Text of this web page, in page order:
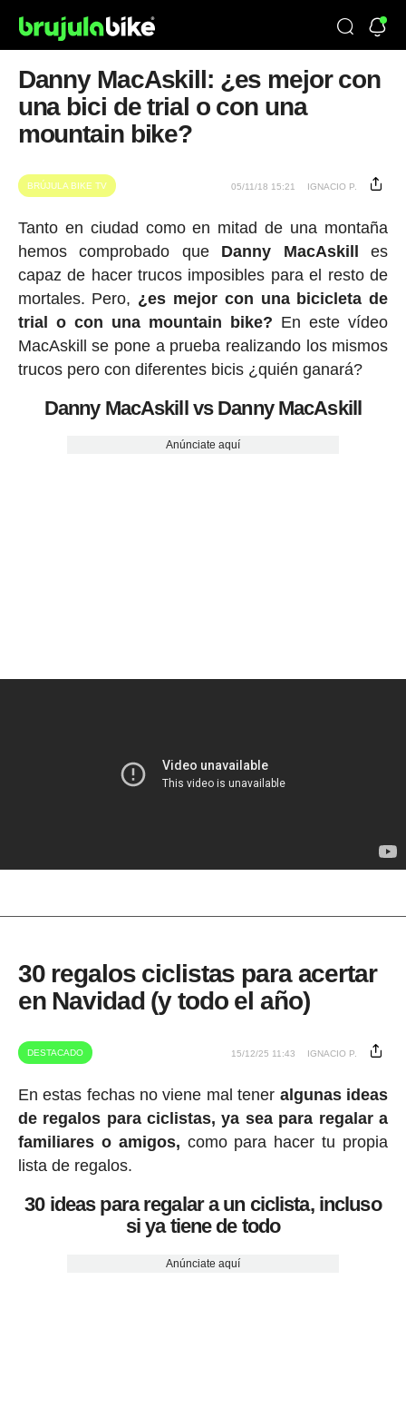
Danny MacAskill: ¿es mejor con
una bici de trial o con una
mountain bike?
BRÚJULA BIKE TV 05/11/18 15:21 IGNACIO P.
Tanto en ciudad como en mitad de una montaña
hemos comprobado que Danny MacAskill
es
capaz de hacer trucos imposibles para el resto de
mortales. Pero, ¿es mejor con una bicicleta de
trial o con una mountain bike? En este vídeo
MacAskill se pone a prueba realizando los mismos
trucos pero con diferentes bicis ¿quién ganará?
Danny MacAskill vs Danny MacAskill
Anúnciate aquí
30 regalos ciclistas para acertar
en Navidad (y todo el año)
DESTACADO 15/12/25 11:43 IGNACIO P.
En estas fechas no viene mal tener algunas ideas
de regalos para ciclistas, ya sea para regalar a
familiares o amigos, como para hacer tu propia
lista de regalos.
30 ideas para regalar a un ciclista, incluso
si ya tiene de todo
Anúnciate aquí